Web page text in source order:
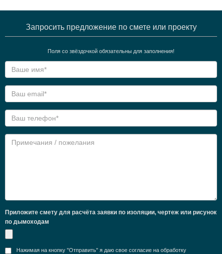
Запросить предложение по смете или проекту
Поля со звёздочкой обязательны для заполнения!
Приложите смету для расчёта заявки по изоляции, чертеж или рисунок
по дымоходам
Нажимая на кнопку "Отправить" я даю свое согласие на обработку